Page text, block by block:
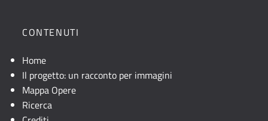
CONTENUTI
Home
Il progetto: un racconto per immagini
Mappa Opere
Ricerca